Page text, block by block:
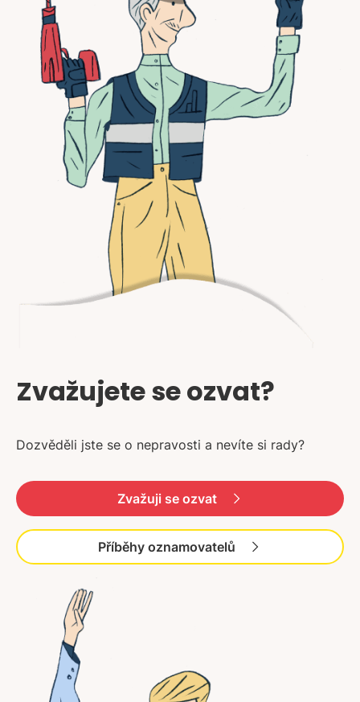
Zvažujete se ozvat?
Dozvěděli jste se o nepravosti a nevíte si rady?
Zvažuji se ozvat
Příběhy oznamovatelů